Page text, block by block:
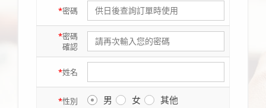
*密碼
*密碼
確認
*姓名
*性別 男 女 其他